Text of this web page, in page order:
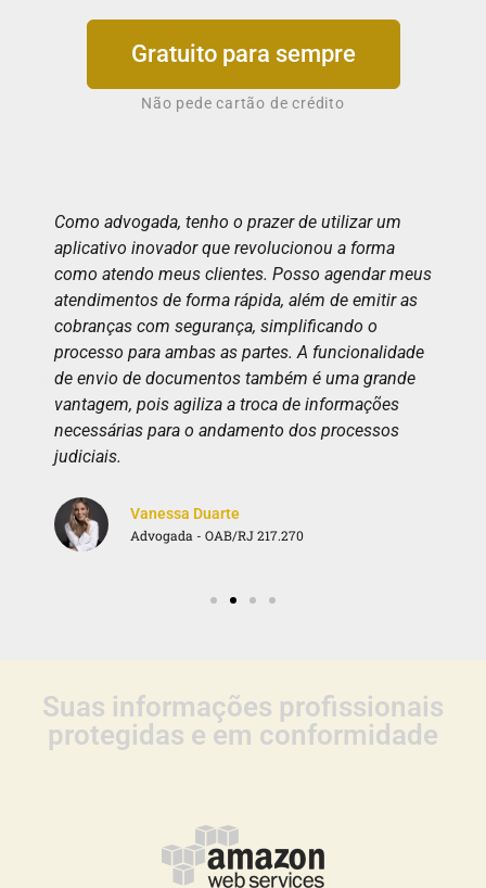
Gratuito para sempre
Não pede cartão de crédito
Como advogada, tenho o prazer de utilizar um
aplicativo inovador que revolucionou a forma
como atendo meus clientes. Posso agendar meus
atendimentos de forma rápida, além de emitir as
cobranças com segurança, simplificando o
processo para ambas as partes. A funcionalidade
de envio de documentos também é uma grande
vantagem, pois agiliza a troca de informações
necessárias para o andamento dos processos
judiciais.
Vanessa Duarte
Advogada - OAB/RJ 217.270
Suas informações profissionais
protegidas e em conformidade